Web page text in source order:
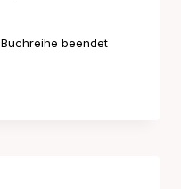
beendet